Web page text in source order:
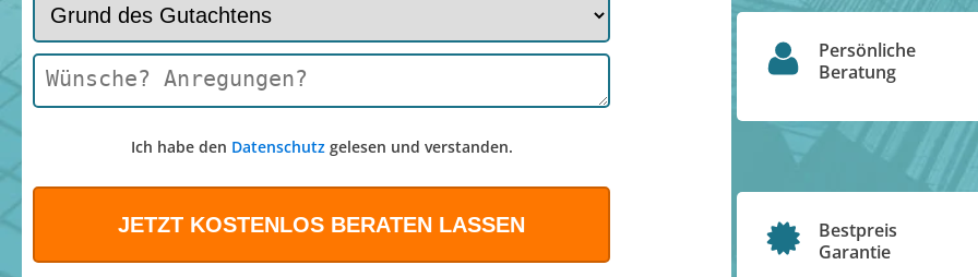
Ich habe den Datenschutzgelesen und verstanden.
Persönliche
Beratung
Bestpreis
Garantie